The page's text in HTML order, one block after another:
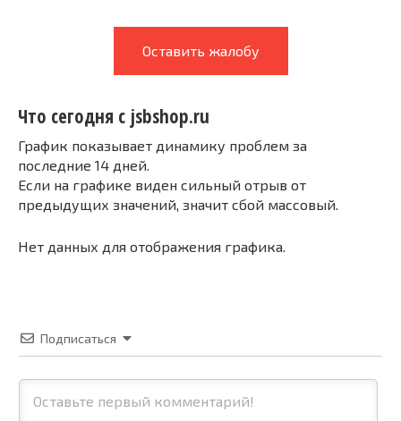
Оставить жалобу
Что сегодня с jsbshop.ru
График показывает динамику проблем за
последние 14 дней.
Если на графике виден сильный отрыв от
предыдущих значений, значит сбой массовый.
Нет данных для отображения графика.
Подписаться